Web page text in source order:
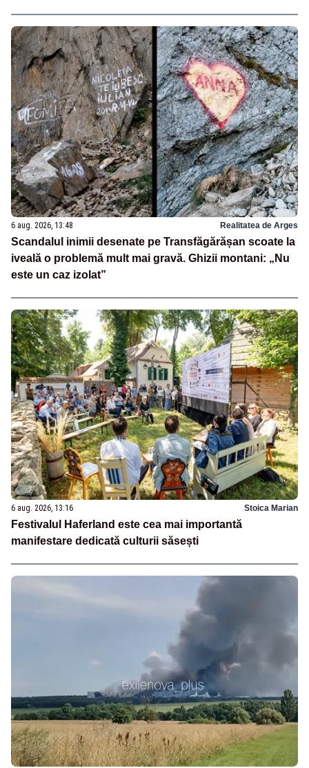
6 aug. 2026, 13:48 Realitatea de Arges
Scandalul inimii desenate pe Transfăgărășan scoate la
iveală o problemă mult mai gravă. Ghizii montani: „Nu
este un caz izolat”
6 aug. 2026, 13:16 Stoica Marian
Festivalul Haferland este cea mai importantă
manifestare dedicată culturii săsești